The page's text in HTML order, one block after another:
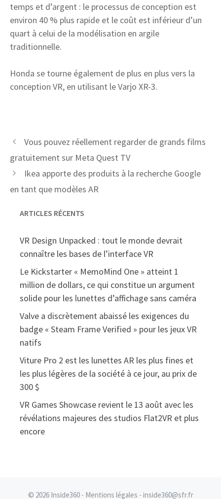
temps et d’argent : le processus de conception est
environ 40 % plus rapide et le coût est inférieur d’un
quart à celui de la modélisation en argile
traditionnelle.
Honda se tourne également de plus en plus vers la
conception VR, en utilisant le Varjo XR-3.
Vous pouvez réellement regarder de grands films
gratuitement sur Meta Quest TV
Ikea apporte des produits à la recherche Google
en tant que modèles AR
ARTICLES RÉCENTS
VR Design Unpacked : tout le monde devrait
connaître les bases de l’interface VR
Le Kickstarter « MemoMind One » atteint 1
million de dollars, ce qui constitue un argument
solide pour les lunettes d’affichage sans caméra
Valve a discrètement abaissé les exigences du
badge « Steam Frame Verified » pour les jeux VR
natifs
Viture Pro 2 est les lunettes AR les plus fines et
les plus légères de la société à ce jour, au prix de
300 $
VR Games Showcase revient le 13 août avec les
révélations majeures des studios Flat2VR et plus
encore
© 2026 Inside360 - Mentions légales - inside360@sfr.fr